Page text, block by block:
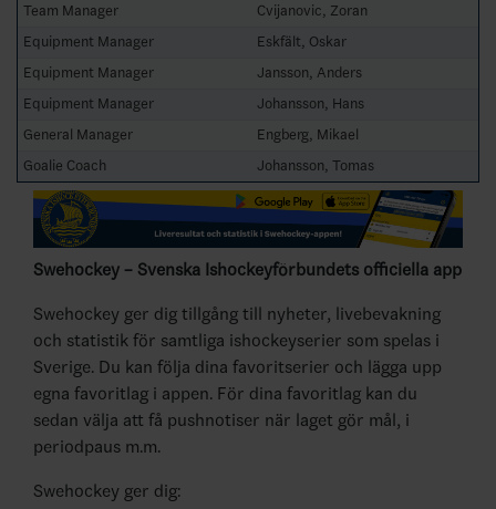
Team Manager
Cvijanovic, Zoran
Equipment Manager
Eskfält, Oskar
Equipment Manager
Jansson, Anders
Equipment Manager
Johansson, Hans
General Manager
Engberg, Mikael
Goalie Coach
Johansson, Tomas
Swehockey – Svenska Ishockeyförbundets officiella app
Swehockey ger dig tillgång till nyheter, livebevakning
och statistik för samtliga ishockeyserier som spelas i
Sverige. Du kan följa dina favoritserier och lägga upp
egna favoritlag i appen. För dina favoritlag kan du
sedan välja att få pushnotiser när laget gör mål, i
periodpaus m.m.
Swehockey ger dig: